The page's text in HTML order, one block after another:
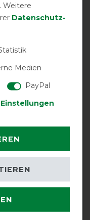
Weitere
Daten­schutz­
Medien
PayPal